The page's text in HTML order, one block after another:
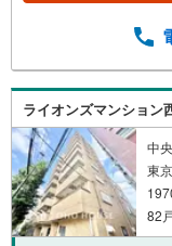
予約をする
スライトは
のご請求は
時受け付け
ライオンズマンション
中
東
82